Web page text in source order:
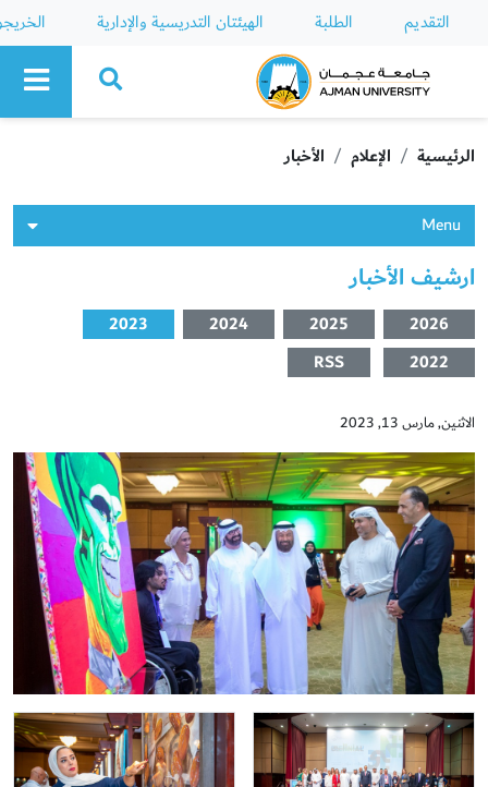
التقديم الطلبة الهيئتان التدريسية والإدارية
Ajman University
الرئيسية الإعلام الأخبار
Menu
ارشيف الأخبار
2026
2025
2024
2023
2022
RSS
الاثنين, مارس 13, 2023